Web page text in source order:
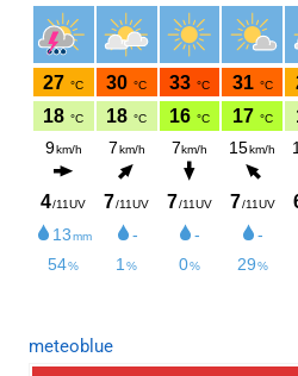
meteoblue